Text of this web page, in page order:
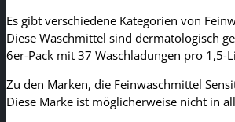
Es gibt verschiedene Kategorien von
Diese Waschmittel sind dermatologisch
6er-Pack mit 37 Waschladungen pro 1,5-
Zu den Marken, die Feinwaschmittel
Diese Marke ist möglicherweise nicht in